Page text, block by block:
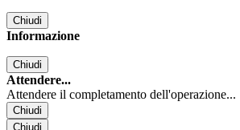
Chiudi
Informazione
Chiudi
Attendere...
Attendere il completamento dell'operazione...
Chiudi
Chiudi